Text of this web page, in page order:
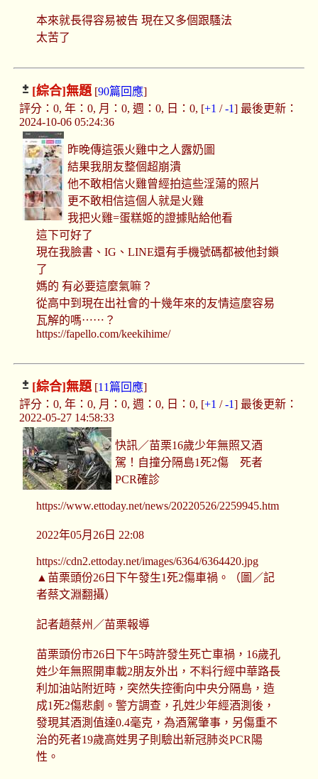
本來就長得容易被告 現在又多個跟騷法
太苦了
[綜合]無題[90篇回應]
評分：0, 年：0, 月：0, 週：0, 日：0, [+1 /-1] 最後更新：
2024-10-06 05:24:36
昨晚傳這張火雞中之人露奶圖
結果我朋友整個超崩潰
他不敢相信火雞曾經拍這些淫蕩的照片
更不敢相信這個人就是火雞
我把火雞=蛋糕姬的證據貼給他看
這下可好了
現在我臉書、IG、LINE還有手機號碼都被他封鎖
了
媽的 有必要這麼氣嘛？
從高中到現在出社會的十幾年來的友情這麼容易
瓦解的嗎⋯⋯？
https://fapello.com/keekihime/
[綜合]無題[11篇回應]
評分：0, 年：0, 月：0, 週：0, 日：0, [+1 /-1] 最後更新：
2022-05-27 14:58:33
快訊／苗栗16歲少年無照又酒
駕！自撞分隔島1死2傷 死者
PCR確診
https://www.ettoday.net/news/20220526/2259945.htm
2022年05月26日 22:08
https://cdn2.ettoday.net/images/6364/6364420.jpg
▲苗栗頭份26日下午發生1死2傷車禍。（圖／記
者蔡文淵翻攝）
記者趙蔡州／苗栗報導
苗栗頭份市26日下午5時許發生死亡車禍，16歲孔
姓少年無照開車載2朋友外出，不料行經中華路長
利加油站附近時，突然失控衝向中央分隔島，造
成1死2傷悲劇。警方調查，孔姓少年經酒測後，
發現其酒測值達0.4毫克，為酒駕肇事，另傷重不
治的死者19歲高姓男子則驗出新冠肺炎PCR陽
性。